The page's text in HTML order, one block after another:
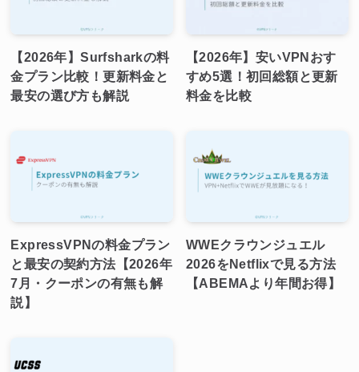
【2026年】Surfsharkの料
金プラン比較！更新料金と
最安の選び方も解説
【2026年】安いVPNおす
すめ5選！初回総額と更新
料金を比較
ExpressVPNの料金プラン
と最安の契約方法【2026年
7月・クーポンの有無も解
説】
WWEクラウンジュエル
2026をNetflixで見る方法
【ABEMAより年間お得】